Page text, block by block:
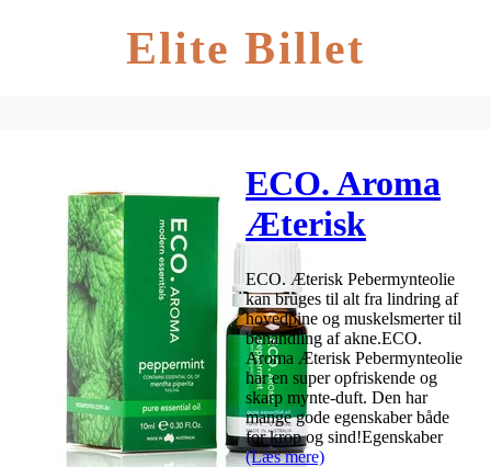
Elite Billet
ECO. Aroma
Æterisk
Pebermynteolie
– 10 ml
ECO. Æterisk Pebermynteolie
kan bruges til alt fra lindring af
hovedpine og muskelsmerter til
behandling af akne.ECO.
Aroma Æterisk Pebermynteolie
har en super opfriskende og
skarp mynte-duft. Den har
mange gode egenskaber både
for krop og sind!Egenskaber
(Læs mere)